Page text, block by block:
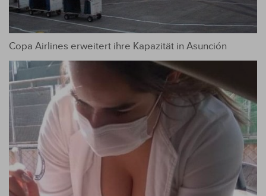
Copa Airlines erweitert ihre Kapazität in Asunción